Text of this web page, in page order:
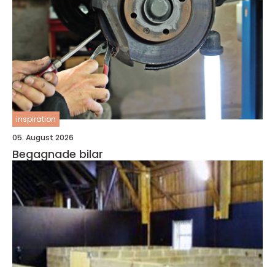
inspiration
05. August 2026
Begagnade bilar